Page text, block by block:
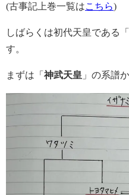
(古事記上巻一覧はこちら)
しばらくは初代天皇である「
す。
まずは「 神武天皇 」の系譜